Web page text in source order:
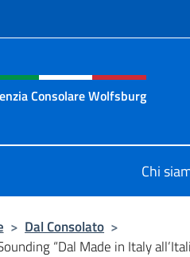
social e
Consolare Wolfsburg
Chi
> Dal Consolato >
“Dal Made in Italy